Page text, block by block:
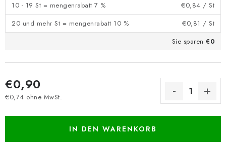
10 - 19 St = mengenrabatt 7 %
€0,84 / St
20 und mehr St = mengenrabatt 10 %
€0,81 / St
Sie sparen €0
€0,90
€0,74 ohne MwSt.
IN DEN WARENKORB